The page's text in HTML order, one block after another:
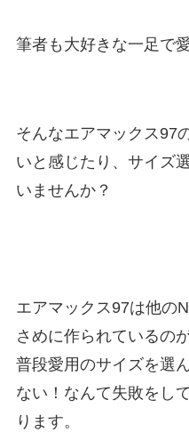
筆者も大好きな一足で
そんなエアマックス97
いと感じたり、サイズ
いませんか？
エアマックス97は他の
さめに作られているの
普段愛用のサイズを選
ない！なんて失敗をし
ります。